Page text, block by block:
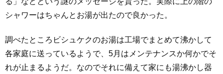
シャワーはちゃんとお湯が出たので良かった。
調べたところビシュケクのお湯は工場でまとめて沸かして
各家庭に送っているようで、5月はメンテナンスか何かでそ
れが止まるようだ。なのでそれに備えて家にも湯沸かし器